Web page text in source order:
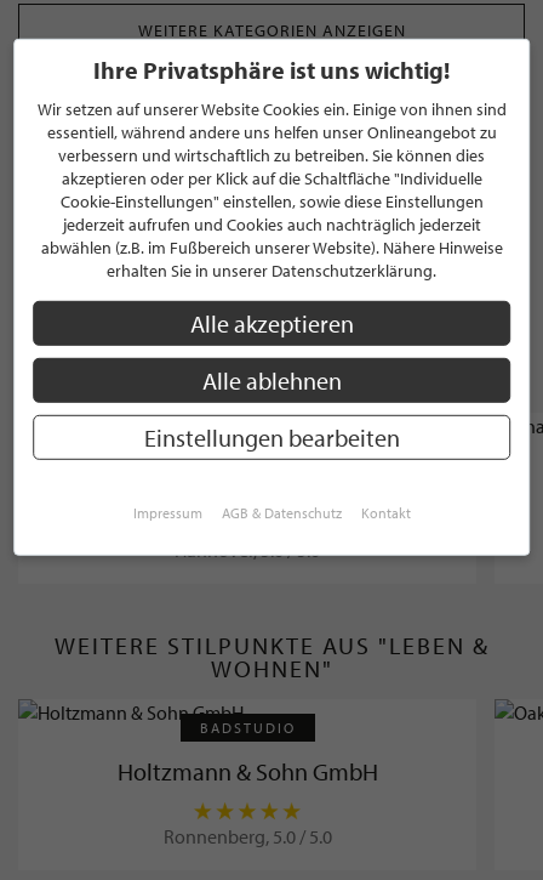
WEITERE KATEGORIEN ANZEIGEN
MARKEN
WEITERE STILPUNKTE GANZ IN DER NÄHE
VON "ARTFISCHER DIE
MÖBELMANUFAKTUR"
GALERIE
Hannover, 5.0 / 5.0
WEITERE STILPUNKTE AUS "LEBEN &
WOHNEN"
BADSTUDIO
Holtzmann & Sohn GmbH
Ronnenberg, 5.0 / 5.0
Ihre Privatsphäre ist uns wichtig!
Wir setzen auf unserer Website Cookies ein. Einige von ihnen sind
essentiell, während andere uns helfen unser Onlineangebot zu
verbessern und wirtschaftlich zu betreiben. Sie können dies
akzeptieren oder per Klick auf die Schaltfläche "Individuelle
Cookie-Einstellungen" einstellen, sowie diese Einstellungen
jederzeit aufrufen und Cookies auch nachträglich jederzeit
abwählen (z.B. im Fußbereich unserer Website). Nähere Hinweise
erhalten Sie in unserer Datenschutzerklärung.
Alle akzeptieren
Alle ablehnen
Einstellungen bearbeiten
Impressum AGB & Datenschutz Kontakt